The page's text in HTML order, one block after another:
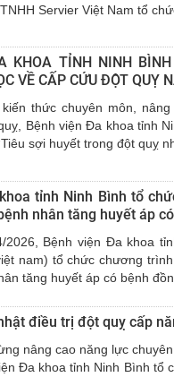
Servier Việt Nam tổ
KHOA TỈNH NINH
VỀ CẤP CỨU ĐỘT QUỴ
thức chuyên môn,
Bệnh viện Đa khoa tỉnh
sợi huyết trong đột quỵ
tỉnh Ninh Bình tổ
nhân tăng huyết áp
2026, Bệnh viện Đa khoa
nam) tổ chức chương
tăng huyết áp có bệnh
điều trị đột quỵ cấp
nâng cao năng lực
Đa khoa tỉnh Ninh Bình tổ